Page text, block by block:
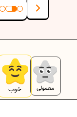
معمولی خوب